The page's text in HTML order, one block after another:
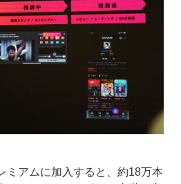
ミアムに加入すると、約18万本